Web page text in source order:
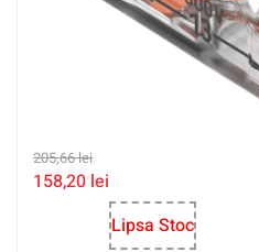
205,66lei
158,20 lei
Lipsa Stoc